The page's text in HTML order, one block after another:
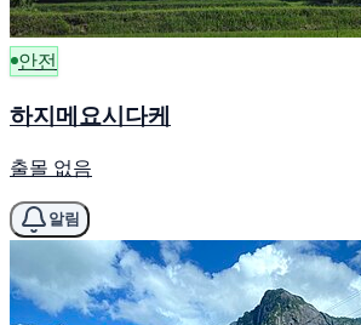
안전
하지메요시다케
출몰 없음
알림